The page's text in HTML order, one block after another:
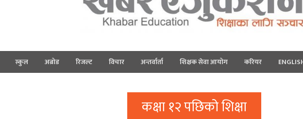
स्कुल अब्रोड रिजल्ट विचार अन्तर्वार्ता शिक्षक सेवा आयोग करियर
कक्षा १२ पछिको शिक्षा